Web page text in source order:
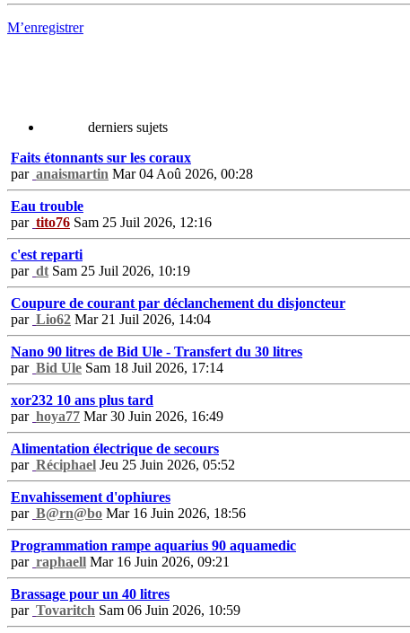
M’enregistrer
derniers sujets
Faits étonnants sur les coraux
par anaismartin Mar 04 Aoû 2026, 00:28
Eau trouble
par tito76 Sam 25 Juil 2026, 12:16
c'est reparti
par dt Sam 25 Juil 2026, 10:19
Coupure de courant par déclanchement du disjoncteur
par Lio62 Mar 21 Juil 2026, 14:04
Nano 90 litres de Bid Ule - Transfert du 30 litres
par Bid Ule Sam 18 Juil 2026, 17:14
xor232 10 ans plus tard
par hoya77 Mar 30 Juin 2026, 16:49
Alimentation électrique de secours
par Réciphael Jeu 25 Juin 2026, 05:52
Envahissement d'ophiures
par B@rn@bo Mar 16 Juin 2026, 18:56
Programmation rampe aquarius 90 aquamedic
par raphaell Mar 16 Juin 2026, 09:21
Brassage pour un 40 litres
par Tovaritch Sam 06 Juin 2026, 10:59